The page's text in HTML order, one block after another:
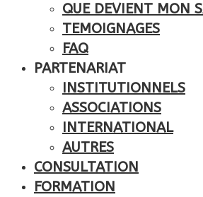
QUE DEVIENT MON
TEMOIGNAGES
FAQ
PARTENARIAT
INSTITUTIONNELS
ASSOCIATIONS
INTERNATIONAL
AUTRES
CONSULTATION
FORMATION